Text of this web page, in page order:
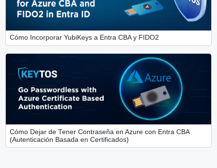
Cómo Incorporar YubiKeys a Entra CBA y FIDO2
Cómo Dejar de Tener Contraseña en Azure con Entra CBA
(Autenticación Basada en Certificados)